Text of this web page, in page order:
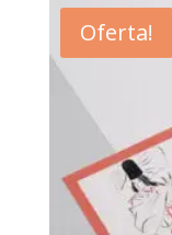
era:
R$ 39,90.
Oferta!